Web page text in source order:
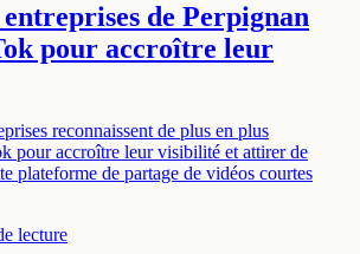
de Perpignan
pour accroître leur
reconnaissent de plus en plus
pour accroître leur visibilité et attirer de
plateforme de partage de vidéos courtes
lecture